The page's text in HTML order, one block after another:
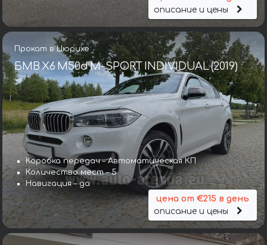
описание и цены
Прокат в Цюрихе
БМВ X6 M50d M-SPORT INDIVIDUAL (2019)
Коробка передач – Автоматическая КП
Количество мест – 5
Навигация – да
цена от €215 в день
описание и цены